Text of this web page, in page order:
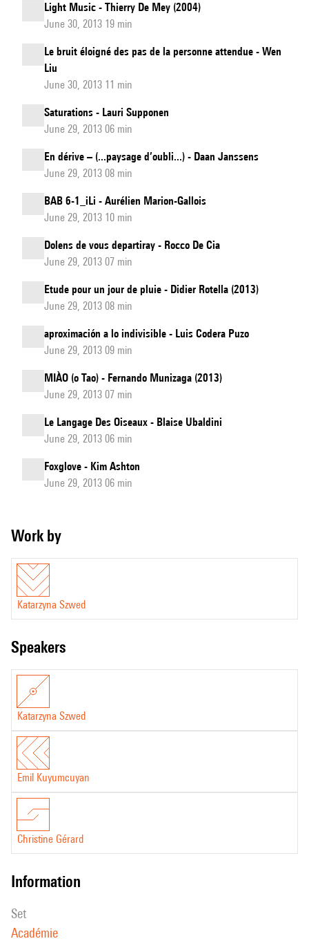
Light Music - Thierry De Mey (2004)
June 30, 2013 19 min
Le bruit éloigné des pas de la personne attendue - Wen
Liu
June 30, 2013 11 min
Saturations - Lauri Supponen
June 29, 2013 06 min
En dérive – (...paysage d’oubli...) - Daan Janssens
June 29, 2013 08 min
BAB 6-1_iLi - Aurélien Marion-Gallois
June 29, 2013 10 min
Dolens de vous departiray - Rocco De Cia
June 29, 2013 07 min
Etude pour un jour de pluie - Didier Rotella (2013)
June 29, 2013 08 min
aproximación a lo indivisible - Luis Codera Puzo
June 29, 2013 09 min
MIÀO (o Tao) - Fernando Munizaga (2013)
June 29, 2013 07 min
Le Langage Des Oiseaux - Blaise Ubaldini
June 29, 2013 06 min
Foxglove - Kim Ashton
June 29, 2013 06 min
Work by
Katarzyna Szwed
speakers
Katarzyna Szwed
Emil Kuyumcuyan
Christine Gérard
information
set
Académie